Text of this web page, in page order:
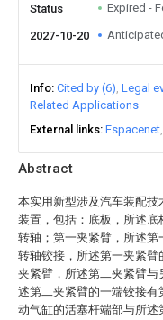
Abstract
本实用新型涉及汽车装配技
装置，包括：底板，所述
转轴；第一夹紧臂，所述
转轴铰接，所述第一夹紧
夹紧臂，所述第二夹紧臂
述第二夹紧臂的一端铰接
动气缸的活塞杆端部与所
Status Expired -
2027-10-20
Info Cited by (6) Legal
Related Applications
External links Espacenet